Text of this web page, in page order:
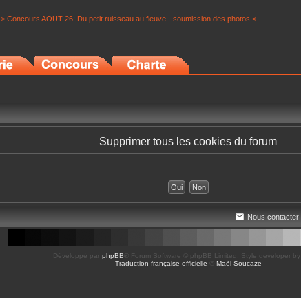
> Concours AOUT 26: Du petit ruisseau au fleuve - soumission des photos <
Supprimer tous les cookies du forum
Nous contacter
Développé par phpBB ® Forum Software © phpBB Limited , Style developer by
Traduction française officielle
Maël Soucaze